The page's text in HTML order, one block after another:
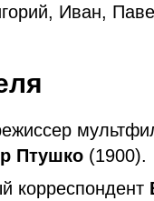
Иван,
Птушко (1900).
корреспондент